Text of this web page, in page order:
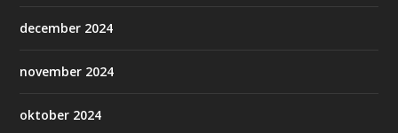
december 2024
november 2024
oktober 2024